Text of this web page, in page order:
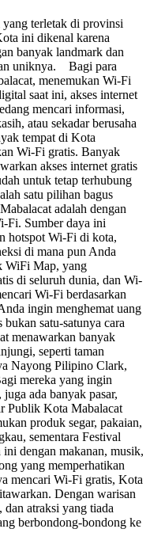
terletak di provinsi
ini dikenal karena
banyak landmark dan
uniknya. Bagi para
menemukan Wi-Fi
saat ini, akses internet
mencari informasi,
atau sekadar berusaha
tempat di Kota
Wi-Fi gratis. Banyak
akses internet gratis
untuk tetap terhubung
satu pilihan bagus
adalah dengan
Fi. Sumber daya ini
hotspot Wi-Fi di kota,
di mana pun Anda
WiFi Map, yang
di seluruh dunia, dan Wi-
Wi-Fi berdasarkan
ingin menghemat uang
satu-satunya cara
menawarkan banyak
seperti taman
Nayong Pilipino Clark,
mereka yang ingin
ada banyak pasar,
Publik Kota Mabalacat
produk segar, pakaian,
sementara Festival
dengan makanan, musik,
yang memperhatikan
mencari Wi-Fi gratis, Kota
Dengan warisan
atraksi yang tiada
berbondong-bondong ke